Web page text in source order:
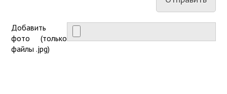
Добавить
фото (только
файлы .jpg)